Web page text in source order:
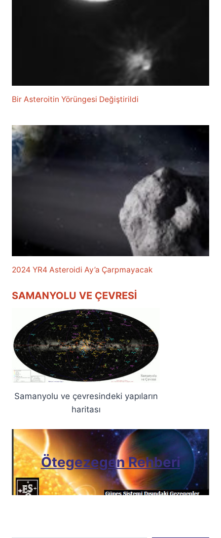
Bir Asteroitin Yörüngesi Değiştirildi
2024 YR4 Asteroidi Ay’a Çarpmayacak
SAMANYOLU VE ÇEVRESI
Samanyolu ve çevresindeki yapıların
haritası
Ötegezegen Rehberi